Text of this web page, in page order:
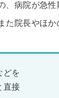
病院が急性
院長やほか
どを
直接